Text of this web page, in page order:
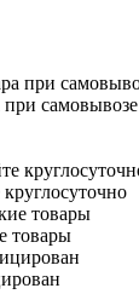
при самовывозе
товары